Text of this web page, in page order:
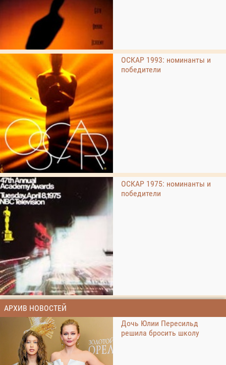
ОСКАР 1993: номинанты и
победители
ОСКАР 1975: номинанты и
победители
АРХИВ НОВОСТЕЙ
Дочь Юлии Пересильд
решила бросить школу